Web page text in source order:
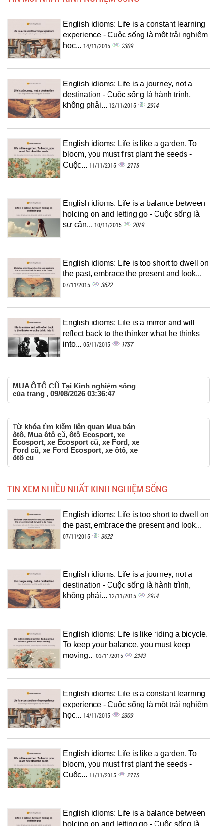
English idioms: Life is a constant learning
experience - Cuộc sống là một trải nghiệm
học... 14/11/2015 2309
English idioms: Life is a journey, not a
destination - Cuộc sống là hành trình,
không phải... 12/11/2015 2914
English idioms: Life is like a garden. To
bloom, you must first plant the seeds -
Cuộc... 11/11/2015 2115
English idioms: Life is a balance between
holding on and letting go - Cuộc sống là
sự cân... 10/11/2015 2019
English idioms: Life is too short to dwell on
the past, embrace the present and look...
07/11/2015 3622
English idioms: Life is a mirror and will
reflect back to the thinker what he thinks
into... 05/11/2015 1757
MUA ÔTÔ CŨ Tại Kinh nghiệm sống
của trang , 09/08/2026 03:36:47
Từ khóa tìm kiếm liên quan Mua bán
ôtô, Mua ôtô cũ, ôtô Ecosport, xe
Ecosport, xe Ecosport cũ, xe Ford, xe
Ford cũ, xe Ford Ecosport, xe ôtô, xe
ôtô cu
TIN XEM NHIỀU NHẤT KINH NGHIỆM SỐNG
English idioms: Life is too short to dwell on
the past, embrace the present and look...
07/11/2015 3622
English idioms: Life is a journey, not a
destination - Cuộc sống là hành trình,
không phải... 12/11/2015 2914
English idioms: Life is like riding a bicycle.
To keep your balance, you must keep
moving... 03/11/2015 2343
English idioms: Life is a constant learning
experience - Cuộc sống là một trải nghiệm
học... 14/11/2015 2309
English idioms: Life is like a garden. To
bloom, you must first plant the seeds -
Cuộc... 11/11/2015 2115
English idioms: Life is a balance between
holding on and letting go - Cuộc sống là